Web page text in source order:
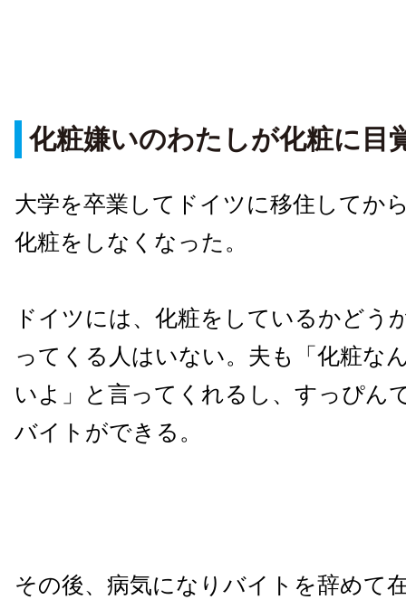
化粧嫌いのわたしが化粧に目
大学を卒業してドイツに移住してか
化粧をしなくなった。
ドイツには、化粧をしているかどう
ってくる人はいない。夫も「化粧な
いよ」と言ってくれるし、すっぴん
バイトができる。
その後、病気になりバイトを辞めて